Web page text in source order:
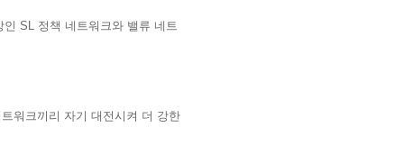
인 SL 정책 네트워크와 밸류 네트
워크끼리 자기 대전시켜 더 강한